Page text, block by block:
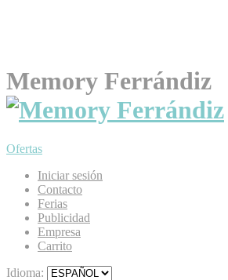
Memory Ferrándiz
Ofertas
Iniciar sesión
Contacto
Ferias
Publicidad
Empresa
Carrito
Idioma: